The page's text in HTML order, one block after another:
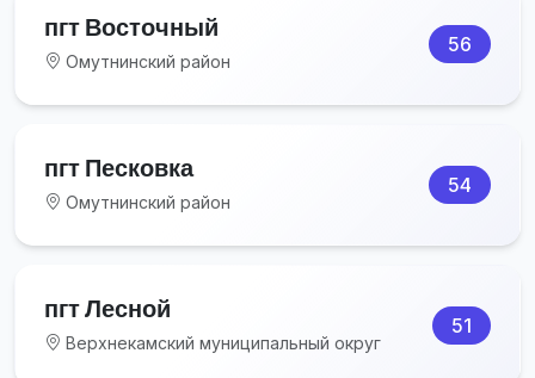
пгт Восточный
Омутнинский район
56
пгт Песковка
Омутнинский район
54
пгт Лесной
Верхнекамский муниципальный округ
51